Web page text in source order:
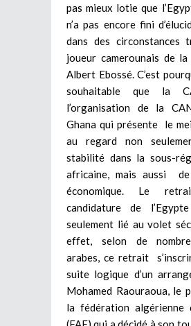
pas mieux lotie que
n’a pas encore fini
dans des circonstances
joueur camerounais de la
Albert Ebossé. C’est
souhaitable que la
l’organisation de la
Ghana qui présente le
au regard non
stabilité dans la sous-
africaine, mais aussi
économique. Le
candidature de
seulement lié au volet
effet, selon de
arabes, ce retrait
suite logique d’un
Mohamed Raouraoua, le
la fédération algérienne